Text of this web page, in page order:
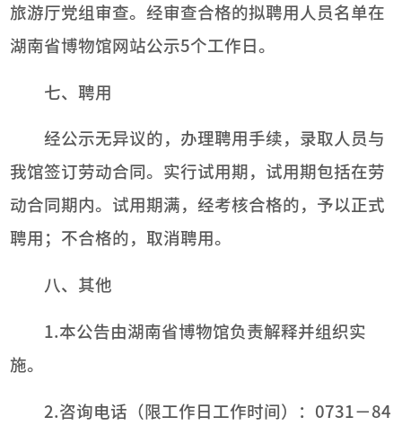
旅游厅党组审查。经审查合格的拟聘用人员名单在
湖南省博物馆网站公示5个工作日。
七、聘用
经公示无异议的，办理聘用手续，录取人员与
我馆签订劳动合同。实行试用期，试用期包括在劳
动合同期内。试用期满，经考核合格的，予以正式
聘用；不合格的，取消聘用。
八、其他
1.本公告由湖南省博物馆负责解释并组织实
施。
2.咨询电话（限工作日工作时间）：0731－84